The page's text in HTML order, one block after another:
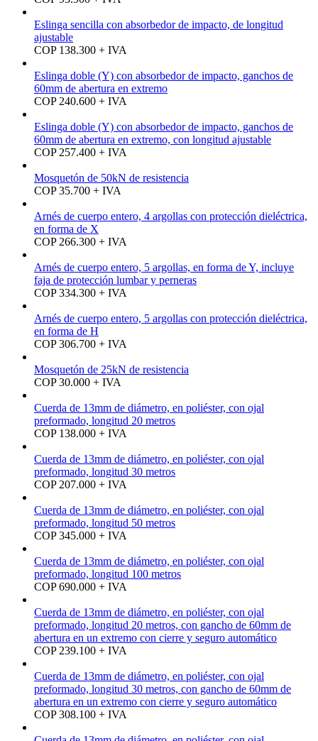
Eslinga sencilla con absorbedor de impacto, de longitud
ajustable
COP 138.300 + IVA
Eslinga doble (Y) con absorbedor de impacto, ganchos de
60mm de abertura en extremo
COP 240.600 + IVA
Eslinga doble (Y) con absorbedor de impacto, ganchos de
60mm de abertura en extremo, con longitud ajustable
COP 257.400 + IVA
Mosquetón de 50kN de resistencia
COP 35.700 + IVA
Arnés de cuerpo entero, 4 argollas con protección dieléctrica,
en forma de X
COP 266.300 + IVA
Arnés de cuerpo entero, 5 argollas, en forma de Y, incluye
faja de protección lumbar y perneras
COP 334.300 + IVA
Arnés de cuerpo entero, 5 argollas con protección dieléctrica,
en forma de H
COP 306.700 + IVA
Mosquetón de 25kN de resistencia
COP 30.000 + IVA
Cuerda de 13mm de diámetro, en poliéster, con ojal
preformado, longitud 20 metros
COP 138.000 + IVA
Cuerda de 13mm de diámetro, en poliéster, con ojal
preformado, longitud 30 metros
COP 207.000 + IVA
Cuerda de 13mm de diámetro, en poliéster, con ojal
preformado, longitud 50 metros
COP 345.000 + IVA
Cuerda de 13mm de diámetro, en poliéster, con ojal
preformado, longitud 100 metros
COP 690.000 + IVA
Cuerda de 13mm de diámetro, en poliéster, con ojal
preformado, longitud 20 metros, con gancho de 60mm de
abertura en un extremo con cierre y seguro automático
COP 239.100 + IVA
Cuerda de 13mm de diámetro, en poliéster, con ojal
preformado, longitud 30 metros, con gancho de 60mm de
abertura en un extremo con cierre y seguro automático
COP 308.100 + IVA